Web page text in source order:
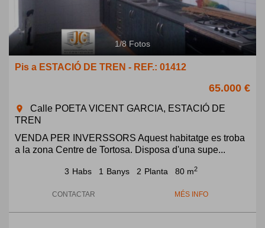
1/8 Fotos
Pis a ESTACIÓ DE TREN - REF.: 01412
65.000 €
room
Calle POETA VICENT GARCIA, ESTACIÓ DE
TREN
VENDA PER INVERSSORS Aquest habitatge es troba
a la zona Centre de Tortosa. Disposa d'una supe...
3 Habs 1 Banys 2 Planta 80 m2
CONTACTAR MÉS INFO